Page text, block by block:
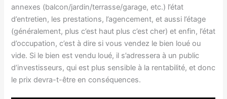
annexes (balcon/jardin/terrasse/garage, etc.) l’état
d’entretien, les prestations, l’agencement, et aussi l’étage
(généralement, plus c’est haut plus c’est cher) et enfin, l’état
d’occupation, c’est à dire si vous vendez le bien loué ou
vide. Si le bien est vendu loué, il s’adressera à un public
d’investisseurs, qui est plus sensible à la rentabilité, et donc
le prix devra-t-être en conséquences.